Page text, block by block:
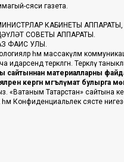
сәяси газета.
КАБИНЕТЫ АППАРАТЫ,
СОВЕТЫ АППАРАТЫ.
ФАИС УЛЫ.
һәм массакүләм
идарәсендә теркәлгән. Теркәлү
сайтыннан материалларны
кергән мәгълүмат булырга
Татарстан» сайтына
һәм Конфиденциальлек сәясәте